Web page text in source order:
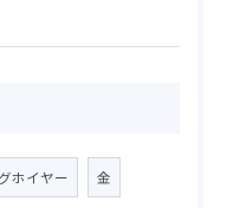
ホイヤー 金